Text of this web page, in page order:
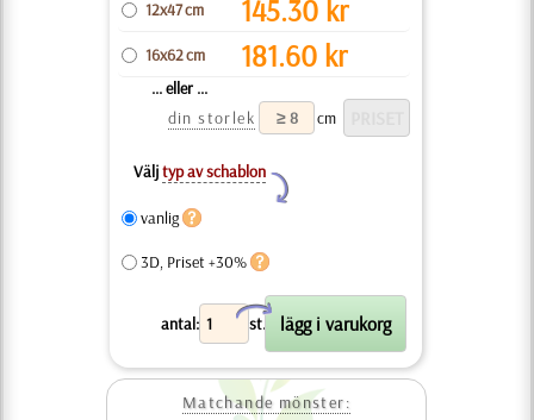
12x47 cm 145.30 kr
16x62 cm 181.60 kr
... eller ...
din storlek
cm
Väljtyp av schablon
Y
vanlig
3D, Priset +30%
antal: st.
X
Matchande mönster: